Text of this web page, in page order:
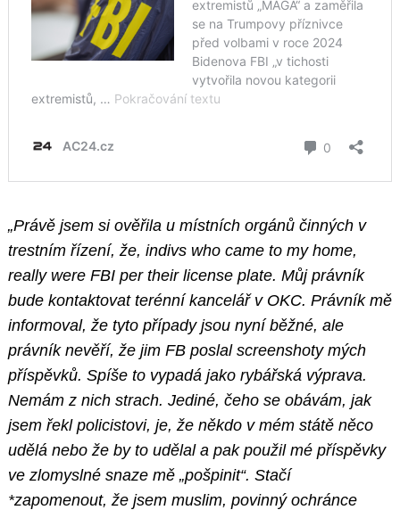
„Právě jsem si ověřila u místních orgánů činných v
trestním řízení, že, indivs who came to my home,
really were FBI per their license plate. Můj právník
bude kontaktovat terénní kancelář v OKC. Právník mě
informoval, že tyto případy jsou nyní běžné, ale
právník nevěří, že jim FB poslal screenshoty mých
příspěvků. Spíše to vypadá jako rybářská výprava.
Nemám z nich strach. Jediné, čeho se obávám, jak
jsem řekl policistovi, je, že někdo v mém státě něco
udělá nebo že by to udělal a pak použil mé příspěvky
ve zlomyslné snaze mě „pošpinit“. Stačí
*zapomenout, že jsem muslim, povinný ochránce